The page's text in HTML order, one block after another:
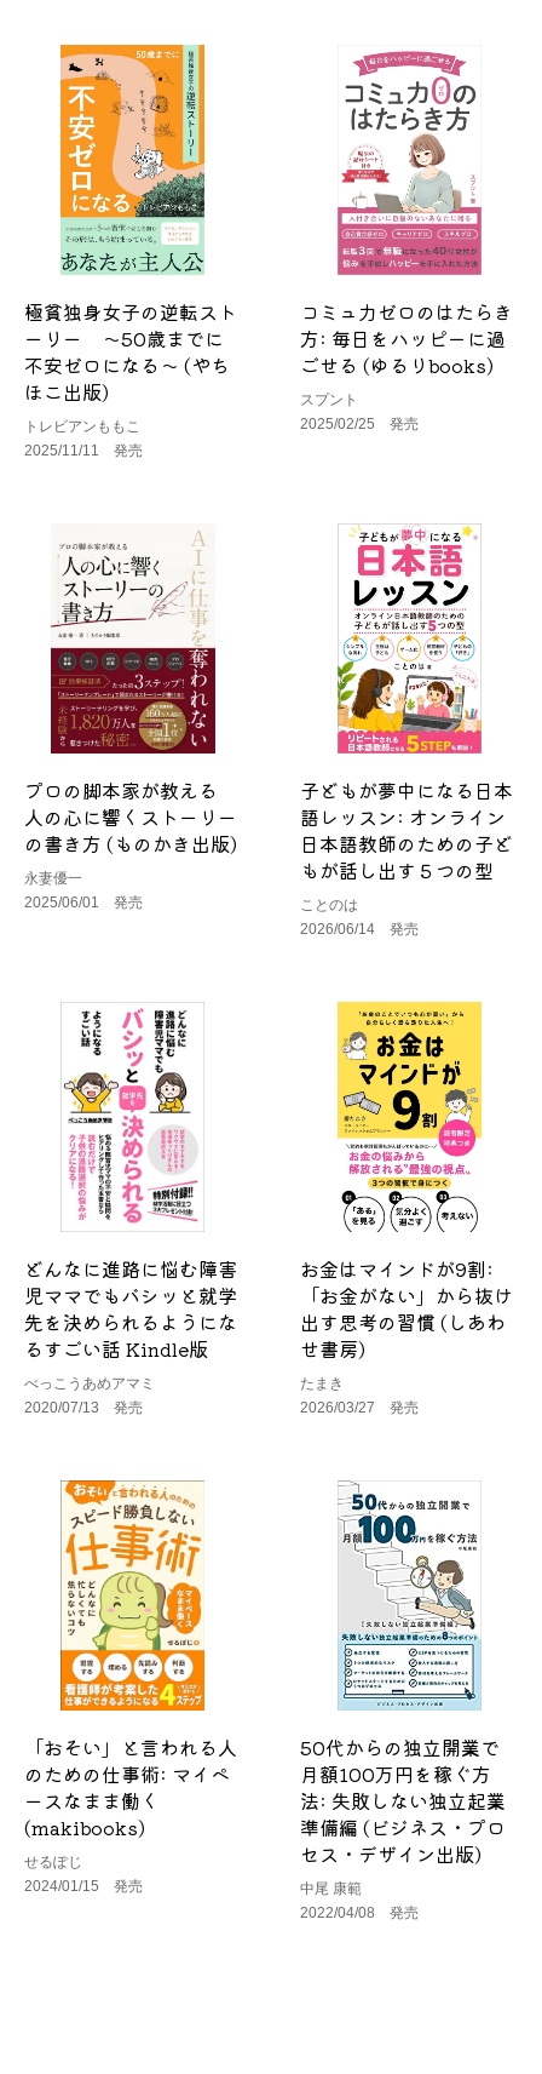
極貧独身女子の逆転スト
ーリー ～50歳までに
不安ゼロになる～ (やち
ほこ出版)
トレビアンももこ
2025/11/11 発売
コミュ力ゼロのはたらき
方: 毎日をハッピーに過
ごせる (ゆるりbooks)
スプント
2025/02/25 発売
プロの脚本家が教える
人の心に響くストーリー
の書き方 (ものかき出版)
永妻優一
2025/06/01 発売
子どもが夢中になる日本
語レッスン: オンライン
日本語教師のための子ど
もが話し出す５つの型
ことのは
2026/06/14 発売
どんなに進路に悩む障害
児ママでもバシッと就学
先を決められるようにな
るすごい話 Kindle版
べっこうあめアマミ
2020/07/13 発売
お金はマインドが9割:
「お金がない」から抜け
出す思考の習慣 (しあわ
せ書房)
たまき
2026/03/27 発売
「おそい」と言われる人
のための仕事術: マイペ
ースなまま働く
(makibooks)
せるぽじ
2024/01/15 発売
50代からの独立開業で
月額100万円を稼ぐ方
法: 失敗しない独立起業
準備編 (ビジネス・プロ
セス・デザイン出版)
中尾 康範
2022/04/08 発売